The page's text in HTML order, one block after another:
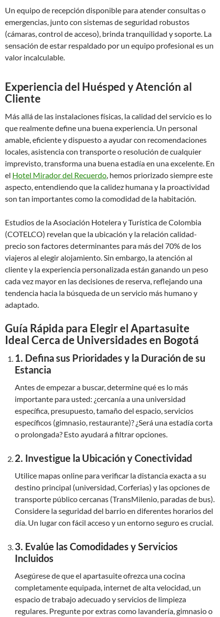
Un equipo de recepción disponible para atender consultas o
emergencias, junto con sistemas de seguridad robustos
(cámaras, control de acceso), brinda tranquilidad y soporte. La
sensación de estar respaldado por un equipo profesional es un
valor incalculable.
Experiencia del Huésped y Atención al
Cliente
Más allá de las instalaciones físicas, la calidad del servicio es lo
que realmente define una buena experiencia. Un personal
amable, eficiente y dispuesto a ayudar con recomendaciones
locales, asistencia con transporte o resolución de cualquier
imprevisto, transforma una buena estadía en una excelente. En
el Hotel Mirador del Recuerdo, hemos priorizado siempre este
aspecto, entendiendo que la calidez humana y la proactividad
son tan importantes como la comodidad de la habitación.
Estudios de la Asociación Hotelera y Turística de Colombia
(COTELCO) revelan que la ubicación y la relación calidad-
precio son factores determinantes para más del 70% de los
viajeros al elegir alojamiento. Sin embargo, la atención al
cliente y la experiencia personalizada están ganando un peso
cada vez mayor en las decisiones de reserva, reflejando una
tendencia hacia la búsqueda de un servicio más humano y
adaptado.
Guía Rápida para Elegir el Apartasuite
Ideal Cerca de Universidades en Bogotá
1. Defina sus Prioridades y la Duración de su
Estancia
Antes de empezar a buscar, determine qué es lo más
importante para usted: ¿cercanía a una universidad
específica, presupuesto, tamaño del espacio, servicios
específicos (gimnasio, restaurante)? ¿Será una estadía corta
o prolongada? Esto ayudará a filtrar opciones.
2. Investigue la Ubicación y Conectividad
Utilice mapas online para verificar la distancia exacta a su
destino principal (universidad, Corferias) y las opciones de
transporte público cercanas (TransMilenio, paradas de bus).
Considere la seguridad del barrio en diferentes horarios del
día. Un lugar con fácil acceso y un entorno seguro es crucial.
3. Evalúe las Comodidades y Servicios
Incluidos
Asegúrese de que el apartasuite ofrezca una cocina
completamente equipada, internet de alta velocidad, un
espacio de trabajo adecuado y servicios de limpieza
regulares. Pregunte por extras como lavandería, gimnasio o